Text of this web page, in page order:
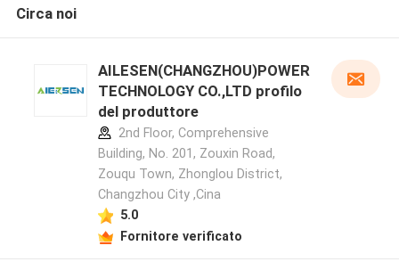
Circa noi
AILESEN(CHANGZHOU)POWER
TECHNOLOGY CO.,LTD profilo
del produttore
2nd Floor, Comprehensive
Building, No. 201, Zouxin Road,
Zouqu Town, Zhonglou District,
Changzhou City ,Cina
5.0
Fornitore verificato